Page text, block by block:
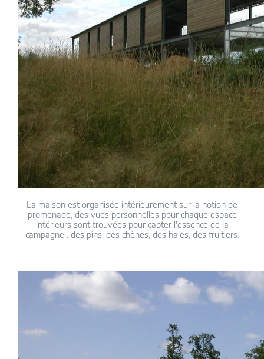
La maison est organisée intérieurement sur la notion de
promenade, des vues personnelles pour chaque espace
intérieurs sont trouvées pour capter l'essence de la
campagne : des pins, des chênes, des haies, des fruitiers.